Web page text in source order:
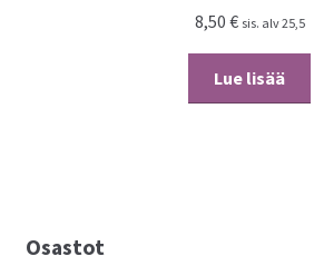
8,50 € sis. alv 25,5
Lue lisää
Osastot